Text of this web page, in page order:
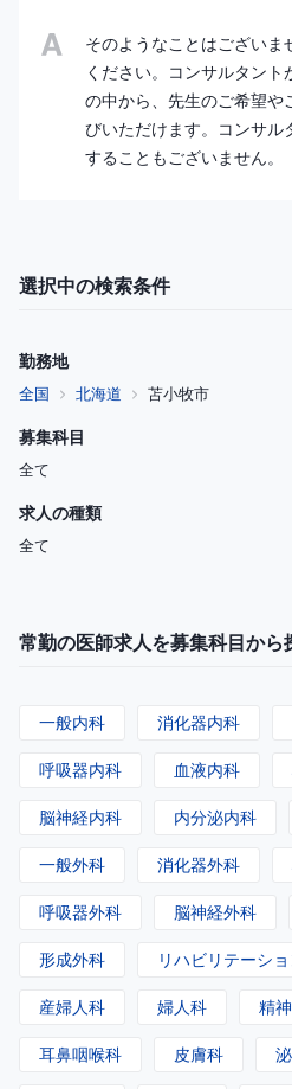
そのようなことはございま
ください。コンサルタン
の中から、先生のご希望や
びいただけます。コンサル
することもございません。
選択中の検索条件
勤務地
全国 北海道 苫小牧市
募集科目
全て
求人の種類
全て
常勤の医師求人を募集科目から
一般内科 消化器内科
呼吸器内科 血液内科
脳神経内科 内分泌内科
一般外科 消化器外科
呼吸器外科 脳神経外科
形成外科 リハビリテーシ
産婦人科 婦人科 精
耳鼻咽喉科 皮膚科